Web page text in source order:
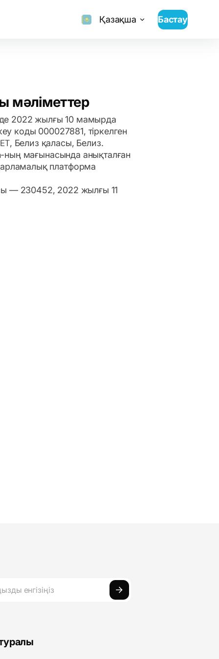
Қазақша Бастау
мәліметтер
2022 жылғы 10 мамырда
коды 000027881, тіркелген
Белиз қаласы, Белиз.
ның мағынасында анықталған
платформа
— 230452, 2022 жылғы 11